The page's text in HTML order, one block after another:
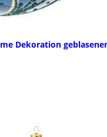
Dekoration